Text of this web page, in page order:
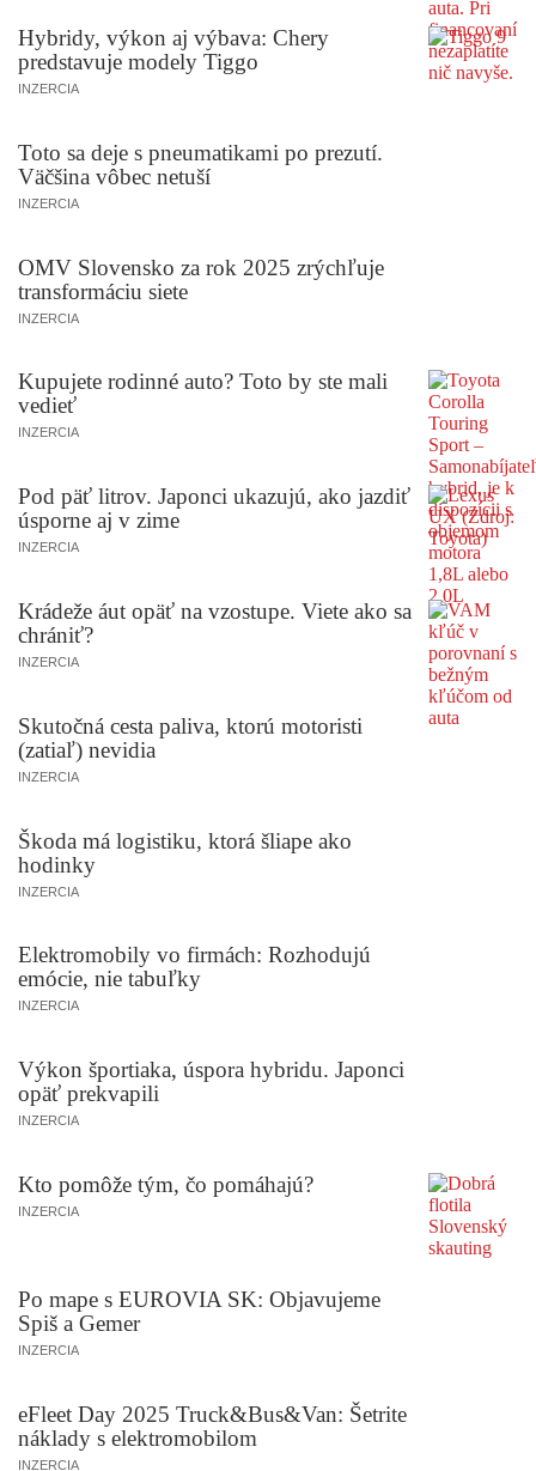
Hybridy, výkon aj výbava: Chery
predstavuje modely Tiggo
INZERCIA
Toto sa deje s pneumatikami po prezutí.
Väčšina vôbec netuší
INZERCIA
OMV Slovensko za rok 2025 zrýchľuje
transformáciu siete
INZERCIA
Kupujete rodinné auto? Toto by ste mali
vedieť
INZERCIA
Pod päť litrov. Japonci ukazujú, ako jazdiť
úsporne aj v zime
INZERCIA
Krádeže áut opäť na vzostupe. Viete ako sa
chrániť?
INZERCIA
Skutočná cesta paliva, ktorú motoristi
(zatiaľ) nevidia
INZERCIA
Škoda má logistiku, ktorá šliape ako
hodinky
INZERCIA
Elektromobily vo firmách: Rozhodujú
emócie, nie tabuľky
INZERCIA
Výkon športiaka, úspora hybridu. Japonci
opäť prekvapili
INZERCIA
Kto pomôže tým, čo pomáhajú?
INZERCIA
Po mape s EUROVIA SK: Objavujeme
Spiš a Gemer
INZERCIA
eFleet Day 2025 Truck&Bus&Van: Šetrite
náklady s elektromobilom
INZERCIA